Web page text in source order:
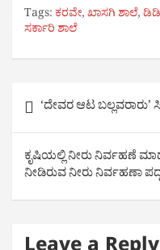
Tags:ಕರವೇ,ಖಾಸಗಿ ಶಾಲೆ,
ಸರ್ಕಾರಿ ಶಾಲೆ
Post
navigation
‘ದೇವರ ಆಟ
ಕೃಷಿಯಲ್ಲಿ ನೀರು ನಿರ್ವಹಣೆ
ನೀಡಿರುವ ನೀರು ನಿರ್ವಹಣಾ